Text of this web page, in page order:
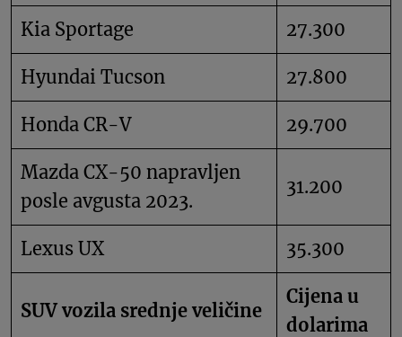
Kia Sportage 27.300
Hyundai Tucson 27.800
Honda CR-V 29.700
Mazda CX-50 napravljen
posle avgusta 2023.
31.200
Lexus UX 35.300
SUV vozila srednje veličine
Cijena u
dolarima